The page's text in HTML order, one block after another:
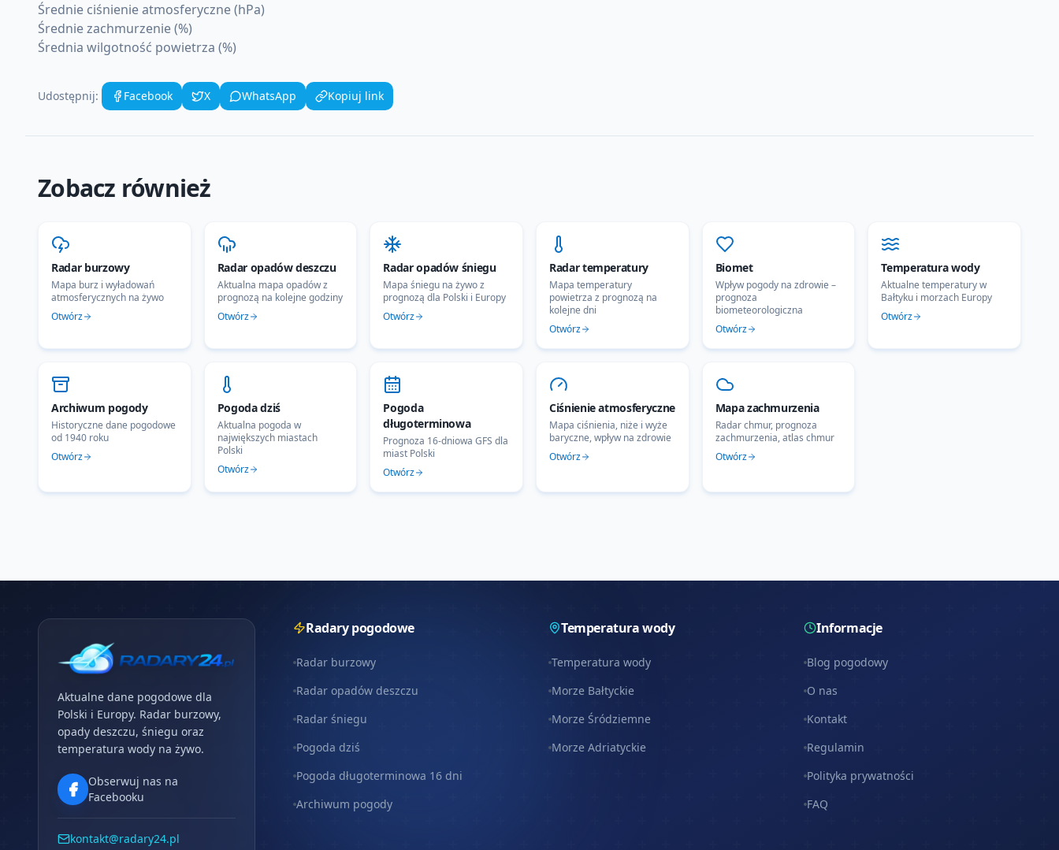
Średnie ciśnienie atmosferyczne (hPa)
Średnie zachmurzenie (%)
Średnia wilgotność powietrza (%)
Udostępnij: Facebook X WhatsApp Kopiuj link
Zobacz również
Radar burzowy
Mapa burz i wyładowań
atmosferycznych na żywo
Otwórz
Radar opadów deszczu
Aktualna mapa opadów z
prognozą na kolejne godziny
Otwórz
Radar opadów śniegu
Mapa śniegu na żywo z
prognozą dla Polski i Europy
Otwórz
Radar temperatury
Mapa temperatury
powietrza z prognozą na
kolejne dni
Otwórz
Biomet
Wpływ pogody na zdrowie –
prognoza
biometeorologiczna
Otwórz
Temperatura wody
Aktualne temperatury w
Bałtyku i morzach Europy
Otwórz
Archiwum pogody
Historyczne dane pogodowe
od 1940 roku
Otwórz
Pogoda dziś
Aktualna pogoda w
największych miastach
Polski
Otwórz
Pogoda
długoterminowa
Prognoza 16-dniowa GFS dla
miast Polski
Otwórz
Ciśnienie atmosferyczne
Mapa ciśnienia, niże i wyże
baryczne, wpływ na zdrowie
Otwórz
Mapa zachmurzenia
Radar chmur, prognoza
zachmurzenia, atlas chmur
Otwórz
Aktualne dane pogodowe dla
Polski i Europy. Radar burzowy,
opady deszczu, śniegu oraz
temperatura wody na żywo.
Obserwuj nas na
Facebooku
kontakt@radary24.pl
Radary pogodowe
Radar burzowy
Radar opadów deszczu
Radar śniegu
Pogoda dziś
Pogoda długoterminowa 16 dni
Archiwum pogody
Temperatura wody
Temperatura wody
Morze Bałtyckie
Morze Śródziemne
Morze Adriatyckie
Informacje
Blog pogodowy
O nas
Kontakt
Regulamin
Polityka prywatności
FAQ